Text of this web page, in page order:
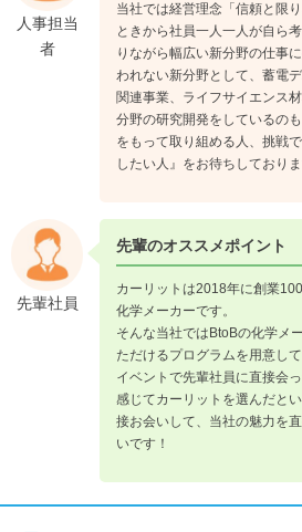
人事担当
者
当社では経営理念「信頼と限
ときから社員一人一人が自ら
りながら幅広い新分野の仕事
われない新分野として、蓄電
関連事業、ライフサイエンス
分野の研究開発をしているの
をもって取り組める人、挑戦
したい人』をお待ちしておりま
先輩社員
先輩のオススメポイント
カーリットは2018年に創業
化学メーカーです。
そんな当社ではBtoBの化学メ
ただけるプログラムを用意して
イベントで先輩社員に直接会
感じてカーリットを選んだと
接お会いして、当社の魅力を
いです！